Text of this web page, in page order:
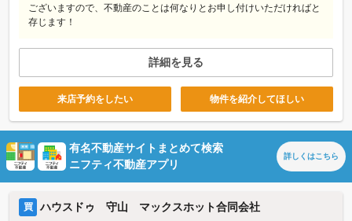
ございますので、不動産のことは何なりとお申し付けいただければと
存じます！
詳細を見る
来店予約をしたい 物件を紹介してほしい
有名不動産サイトまとめて検索
ニフティ不動産アプリ
詳しくはこちら
買 ハウスドゥ 守山 マックスホット合同会社